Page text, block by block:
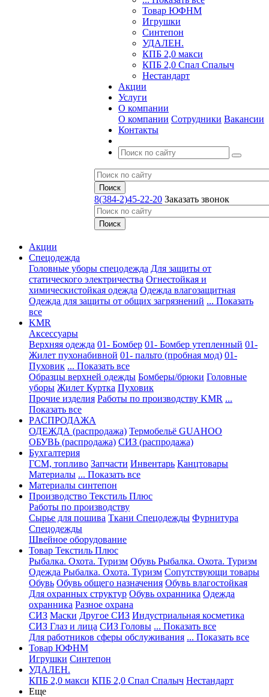
Товар ЮФНМ
Игрушки
Синтепон
УДАЛЕН.
КПБ 2,0 макси
КПБ 2,0 Спал Спалыч
Нестандарт
Акции
Услуги
О компании
О компании Сотрудники Вакансии
Контакты
8(384-2)45-22-20 Заказать звонок
Акции
Спецодежда
Головные уборы спецодежда Для защиты от
статического электричества Огнестойкая и
химическистойкая одежда Одежда влагозащитная
Одежда для защиты от общих загрязнений ... Показать
все
KMR
Аксессуары
Верхняя одежда 01- Бомбер 01- Бомбер утепленный 01-
Жилет пухонабивной 01- пальто (пробная мод) 01-
Пуховик ... Показать все
Образцы верхней одежды Бомберы/брюки Головные
уборы Жилет Куртка Пуховик
Прочие изделия Работы по производству KMR ...
Показать все
PАСПРОДАЖА
ОДЕЖДА (распродажа) Термобельё GUAHOO
ОБУВЬ (распродажа) СИЗ (распродажа)
Бухгалтерия
ГСМ, топливо Запчасти Инвентарь Канцтовары
Материалы ... Показать все
Материалы синтепон
Производство Текстиль Плюс
Работы по производству
Сырье для пошива Ткани Спецодежды Фурнитура
Спецодежды
Швейное оборудование
Товар Текстиль Плюс
Рыбалка. Охота. Туризм Обувь Рыбалка. Охота. Туризм
Одежда Рыбалка. Охота. Туризм Сопутствующи товары
Обувь Обувь общего назначения Обувь влагостойкая
Для охранных структур Обувь охранника Одежда
охранника Разное охрана
СИЗ Маски Другое СИЗ Индустриальная косметика
СИЗ Глаз и лица СИЗ Головы ... Показать все
Для работников сферы обслуживания ... Показать все
Товар ЮФНМ
Игрушки Синтепон
УДАЛЕН.
КПБ 2,0 макси КПБ 2,0 Спал Спалыч Нестандарт
Еще